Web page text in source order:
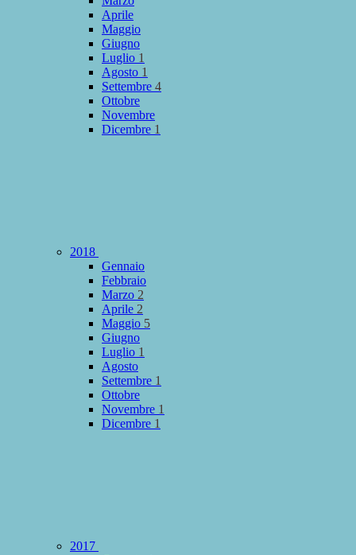
Aprile
Maggio
Giugno
Luglio 1
Agosto 1
Settembre 4
Ottobre
Novembre
Dicembre 1
2018
Gennaio
Febbraio
Marzo 2
Aprile 2
Maggio 5
Giugno
Luglio 1
Agosto
Settembre 1
Ottobre
Novembre 1
Dicembre 1
2017